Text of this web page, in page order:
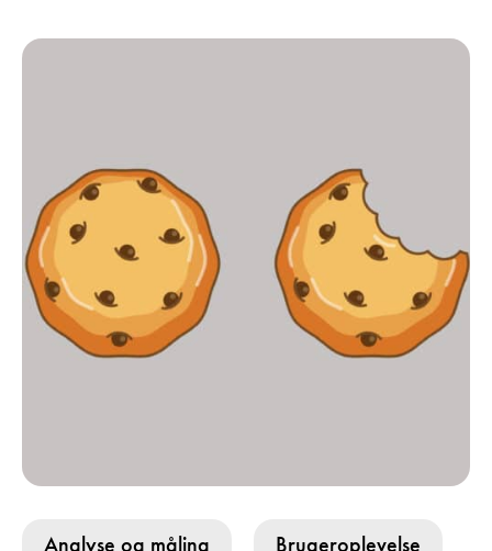
Analyse og måling Brugeroplevelse